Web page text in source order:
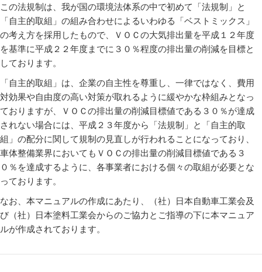
この法規制は、我が国の環境法体系の中で初めて「法規制」と
「自主的取組」の組み合わせによるいわゆる「ベストミックス」
の考え方を採用したもので、ＶＯＣの大気排出量を平成１２年度
を基準に平成２２年度までに３０％程度の排出量の削減を目標と
しております。
「自主的取組」は、企業の自主性を尊重し、一律ではなく、費用
対効果や自由度の高い対策が取れるように緩やかな枠組みとなっ
ておりますが、ＶＯＣの排出量の削減目標値である３０％が達成
されない場合には、平成２３年度から「法規制」と「自主的取
組」の配分に関して規制の見直しが行われることになっており、
車体整備業界においてもＶＯＣの排出量の削減目標値である３
０％を達成するように、各事業者における個々の取組が必要とな
っております。
なお、本マニュアルの作成にあたり、（社）日本自動車工業会及
び（社）日本塗料工業会からのご協力とご指導の下に本マニュア
ルが作成されております。